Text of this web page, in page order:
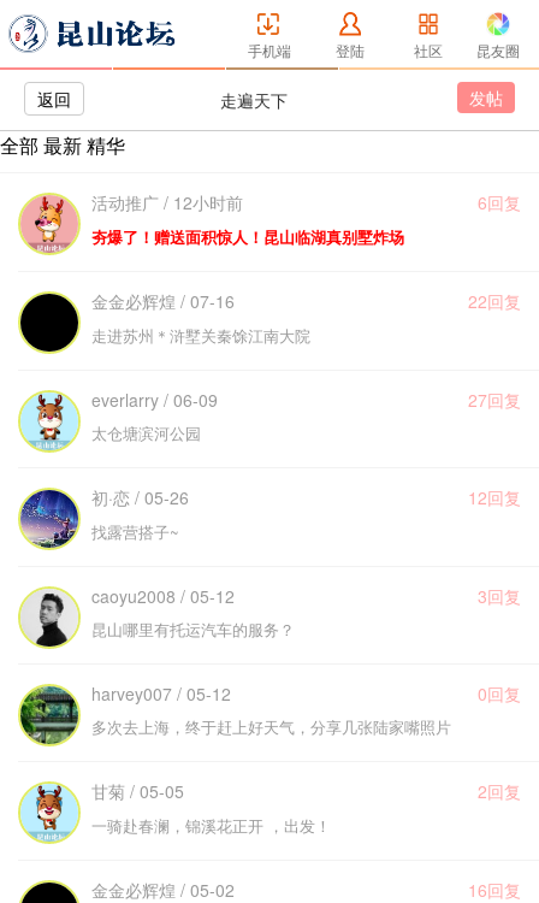
手机端 登陆 社区 昆友圈
返回 走遍天下 发帖
全部 最新精华
活动推广 / 12小时前 6回复
夯爆了！赠送面积惊人！昆山临湖真别墅炸场
金金必辉煌 / 07-16 22回复
走进苏州＊浒墅关秦馀江南大院
everlarry / 06-09 27回复
太仓塘滨河公园
初·恋 / 05-26 12回复
找露营搭子~
caoyu2008 / 05-12 3回复
昆山哪里有托运汽车的服务？
harvey007 / 05-12 0回复
多次去上海，终于赶上好天气，分享几张陆家嘴照片
甘菊 / 05-05 2回复
一骑赴春澜，锦溪花正开 ，出发！
金金必辉煌 / 05-02 16回复